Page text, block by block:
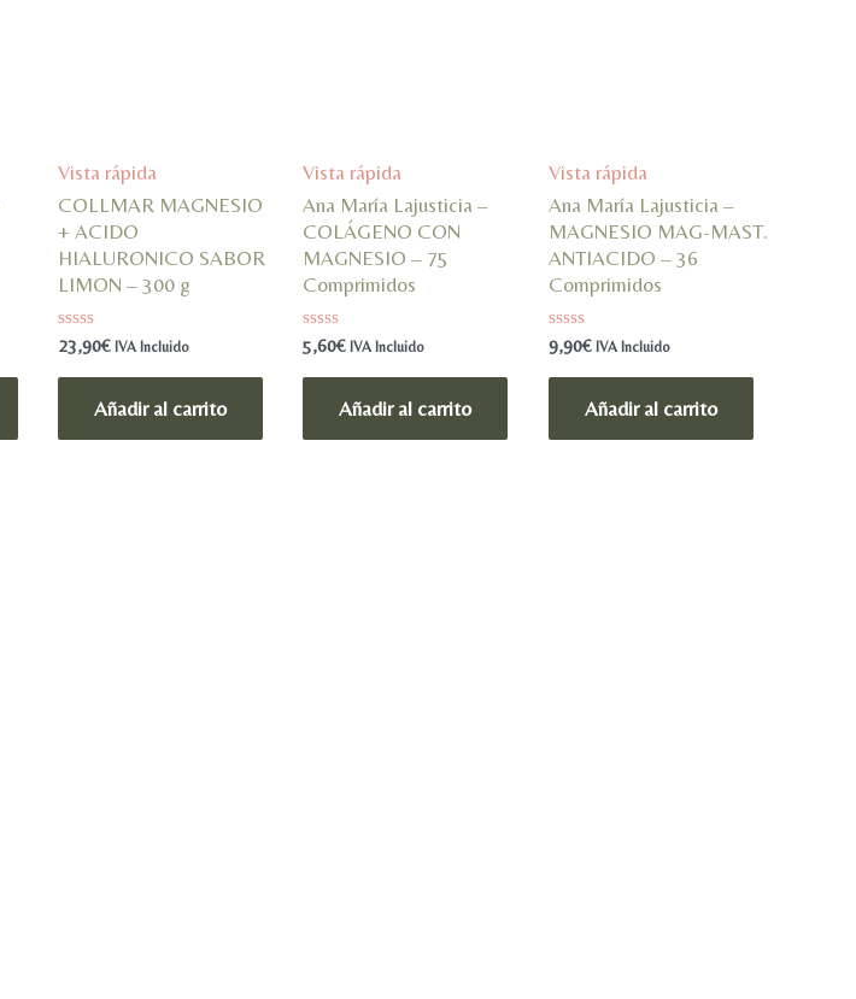
Vista rápida
COLLMAR MAGNESIO
+ ACIDO
HIALURONICO SABOR
LIMON – 300 g
Valorado
en
0
23,90€ IVA Incluido
Añadir al carrito
Vista rápida
Ana María Lajusticia –
COLÁGENO CON
MAGNESIO – 75
Comprimidos
Valorado
en
0
5,60€ IVA Incluido
Añadir al carrito
Vista rápida
Ana María Lajusticia –
MAGNESIO MAG-MAST.
ANTIACIDO – 36
Comprimidos
Valorado
en
0
9,90€ IVA Incluido
Añadir al carrito